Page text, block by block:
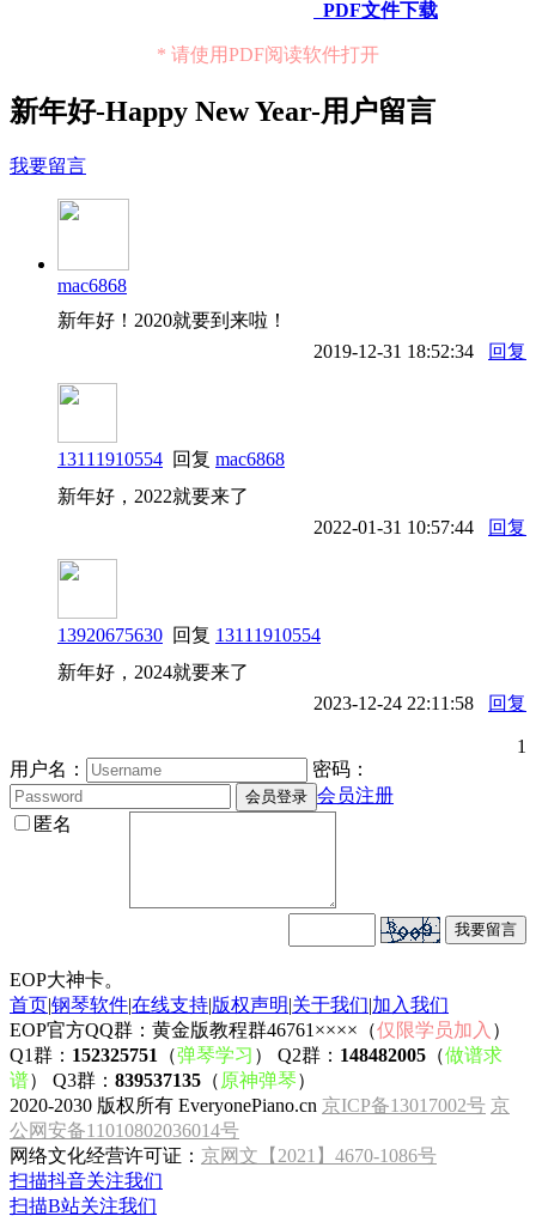
PDF文件下载
* 请使用PDF阅读软件打开
新年好-Happy New Year-用户留言
我要留言
mac6868
新年好！2020就要到来啦！
2019-12-31 18:52:34
回复
13111910554 回复 mac6868
新年好，2022就要来了
2022-01-31 10:57:44
回复
13920675630 回复 13111910554
新年好，2024就要来了
2023-12-24 22:11:58
回复
1
用户名：
密码：
会员注册
匿名
EOP大神卡。
首页|钢琴软件|在线支持|版权声明|关于我们|加入我们
EOP官方QQ群：黄金版教程群46761××××（仅限学员加入 ）
Q1群： 152325751 （弹琴学习 ） Q2群： 148482005 （做谱求
谱） Q3群： 839537135 （ 原神弹琴）
2020-2030 版权所有 EveryonePiano.cn 京ICP备13017002号 京
公网安备11010802036014号
网络文化经营许可证： 京网文【2021】4670-1086号
扫描抖音关注我们
扫描B站关注我们